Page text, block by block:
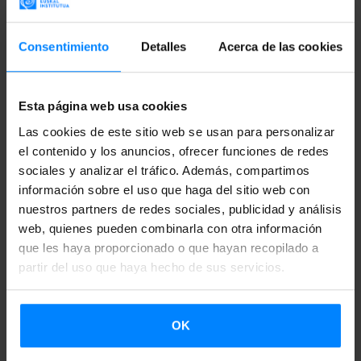
Consentimiento Detalles Acerca de las cookies
Esta página web usa cookies
Las cookies de este sitio web se usan para personalizar
el contenido y los anuncios, ofrecer funciones de redes
sociales y analizar el tráfico. Además, compartimos
información sobre el uso que haga del sitio web con
nuestros partners de redes sociales, publicidad y análisis
web, quienes pueden combinarla con otra información
que les haya proporcionado o que hayan recopilado a
partir del uso que haya hecho de sus servicios.
OK
cultura vasca delInstituto vasco Etxepare, varioslibros de
autores vascos han sido traducidos
a diferentes idiomas en
los últimos meses.Zazpi etxe FrantziandeBernando
Patxo Telleria
extranjero de ahora en adelante.
Zazpi etxe Frantzian - Shtëpia e Tetë- de Atxaga, se ha
traducido al albanés de la mano de la editorial IDK. La
novela busca, a través del humor y de la aventura, la
metáfora que habla del lado siniestro de nuestro mundo.
El libro-cómicAzken garaipena-A vitoria final-de Iban
editorial Urco. La novela gráfica consiguió en 2012 el